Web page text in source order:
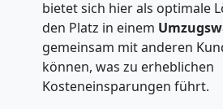
bietet sich hier als optimale
den Platz in einem
gemeinsam mit anderen
können, was zu erheblichen
Kosteneinsparungen führt.